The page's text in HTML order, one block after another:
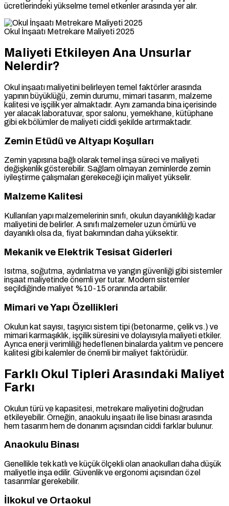
ücretlerindeki yükselme temel etkenler arasında yer alır.
Okul İnşaatı Metrekare Maliyeti 2025
Maliyeti Etkileyen Ana Unsurlar
Nelerdir?
Okul inşaatı maliyetini belirleyen temel faktörler arasında
yapının büyüklüğü, zemin durumu, mimari tasarım, malzeme
kalitesi ve işçilik yer almaktadır. Aynı zamanda bina içerisinde
yer alacak laboratuvar, spor salonu, yemekhane, kütüphane
gibi ek bölümler de maliyeti ciddi şekilde artırmaktadır.
Zemin Etüdü ve Altyapı Koşulları
Zemin yapısına bağlı olarak temel inşa süreci ve maliyeti
değişkenlik gösterebilir. Sağlam olmayan zeminlerde zemin
iyileştirme çalışmaları gerekeceği için maliyet yükselir.
Malzeme Kalitesi
Kullanılan yapı malzemelerinin sınıfı, okulun dayanıklılığı kadar
maliyetini de belirler. A sınıfı malzemeler uzun ömürlü ve
dayanıklı olsa da, fiyat bakımından daha yüksektir.
Mekanik ve Elektrik Tesisat Giderleri
Isıtma, soğutma, aydınlatma ve yangın güvenliği gibi sistemler
inşaat maliyetinde önemli yer tutar. Modern sistemler
seçildiğinde maliyet %10-15 oranında artabilir.
Mimari ve Yapı Özellikleri
Okulun kat sayısı, taşıyıcı sistem tipi (betonarme, çelik vs.) ve
mimari karmaşıklık, işçilik süresini ve dolayısıyla maliyeti etkiler.
Ayrıca enerji verimliliği hedeflenen binalarda yalıtım ve pencere
kalitesi gibi kalemler de önemli bir maliyet faktörüdür.
Farklı Okul Tipleri Arasındaki Maliyet
Farkı
Okulun türü ve kapasitesi, metrekare maliyetini doğrudan
etkileyebilir. Örneğin, anaokulu inşaatı ile lise binası arasında
hem tasarım hem de donanım açısından ciddi farklar bulunur.
Anaokulu Binası
Genellikle tek katlı ve küçük ölçekli olan anaokulları daha düşük
maliyetle inşa edilir. Güvenlik ve ergonomi açısından özel
tasarımlar gerekebilir.
İlkokul ve Ortaokul